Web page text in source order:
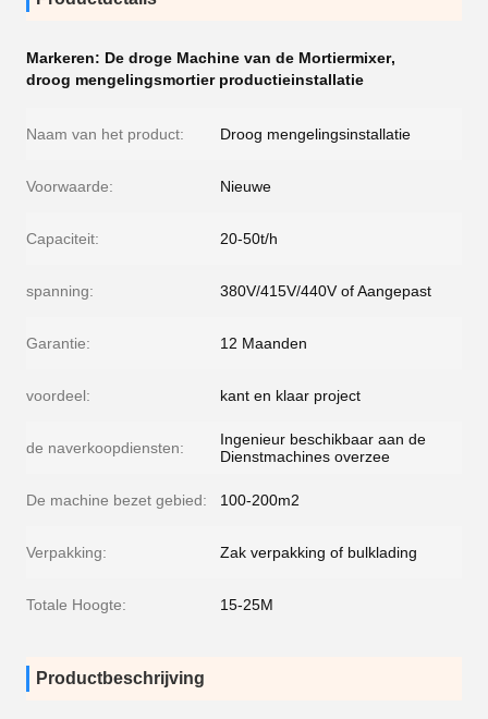
Markeren: De droge Machine van de Mortiermixer,
droog mengelingsmortier productieinstallatie
Naam van het product: Droog mengelingsinstallatie
Voorwaarde: Nieuwe
Capaciteit: 20-50t/h
spanning: 380V/415V/440V of Aangepast
Garantie: 12 Maanden
voordeel: kant en klaar project
de naverkoopdiensten:
Ingenieur beschikbaar aan de
Dienstmachines overzee
De machine bezet gebied: 100-200m2
Verpakking: Zak verpakking of bulklading
Totale Hoogte: 15-25M
Productbeschrijving